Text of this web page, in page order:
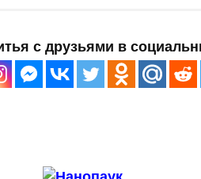
с друзьями в